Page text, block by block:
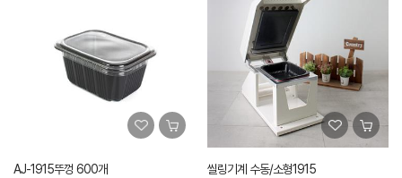
AJ-1915뚜껑 600개 씰링기계 수동/소형1915